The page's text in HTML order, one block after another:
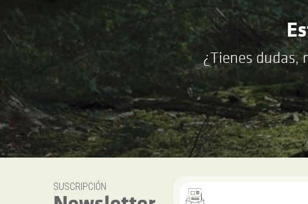
¿Tienes dudas,
SUSCRIPCIÓN